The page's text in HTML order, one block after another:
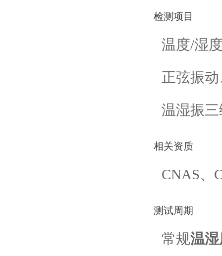
检测项目
温度/湿
正弦振
温湿振
相关资质
CNAS、
测试周期
常规温